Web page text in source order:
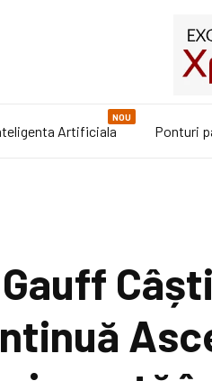
Artificiala
NOU
Ponturi